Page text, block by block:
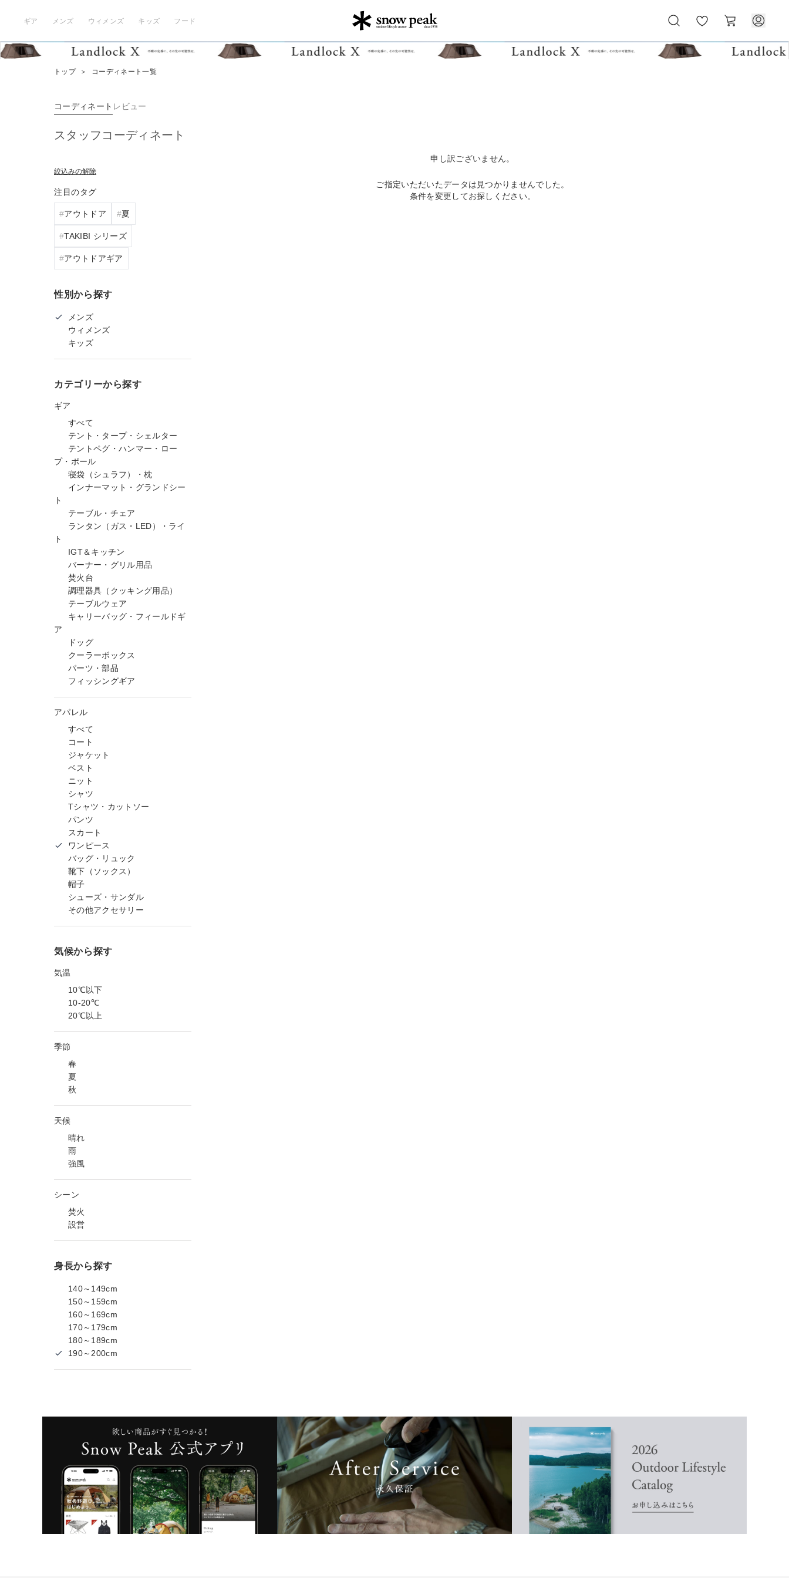
ギア メンズ ウィメンズ キッズ フード
気
に
ー
ト
トップ ＞ コーディネート一覧
コーディネート レビュー
スタッフコーディネート
絞込みの解除
注目のタグ
アウトドア 夏
TAKIBI シリーズ
アウトドアギア
性別から探す
メンズ
ウィメンズ
キッズ
カテゴリーから探す
ギア
すべて
テント・タープ・シェルター
テントペグ・ハンマー・ロー
プ・ポール
寝袋（シュラフ）・枕
インナーマット・グランドシー
ト
テーブル・チェア
ランタン（ガス・LED）・ライ
ト
IGT＆キッチン
バーナー・グリル用品
焚火台
調理器具（クッキング用品）
テーブルウェア
キャリーバッグ・フィールドギ
ア
ドッグ
クーラーボックス
パーツ・部品
フィッシングギア
アパレル
すべて
コート
ジャケット
ベスト
ニット
シャツ
Tシャツ・カットソー
パンツ
スカート
ワンピース
バッグ・リュック
靴下（ソックス）
帽子
シューズ・サンダル
その他アクセサリー
気候から探す
気温
10℃以下
10-20℃
20℃以上
季節
春
夏
秋
天候
晴れ
雨
強風
シーン
焚火
設営
身長から探す
140～149cm
150～159cm
160～169cm
170～179cm
180～189cm
190～200cm
申し訳ございません。
ご指定いただいたデータは見つかりませんでした。
条件を変更してお探しください。